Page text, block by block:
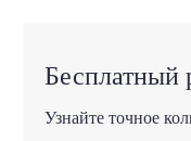
Бесплатный
Узнайте точное